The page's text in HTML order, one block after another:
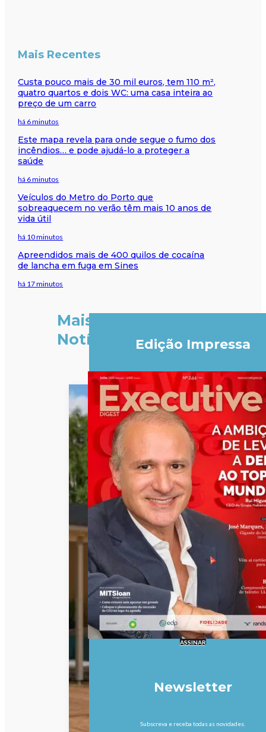
Mais Recentes
Custa pouco mais de 30 mil euros, tem 110 m²,
quatro quartos e dois WC: uma casa inteira ao
preço de um carro
há 6 minutos
Este mapa revela para onde segue o fumo dos
incêndios… e pode ajudá-lo a proteger a
saúde
há 6 minutos
Veículos do Metro do Porto que
sobreaquecem no verão têm mais 10 anos de
vida útil
há 10 minutos
Apreendidos mais de 400 quilos de cocaína
de lancha em fuga em Sines
há 17 minutos
Mais
Notícias
Edição Impressa
ASSINAR
Newsletter
Subscreva e receba todas as novidades.